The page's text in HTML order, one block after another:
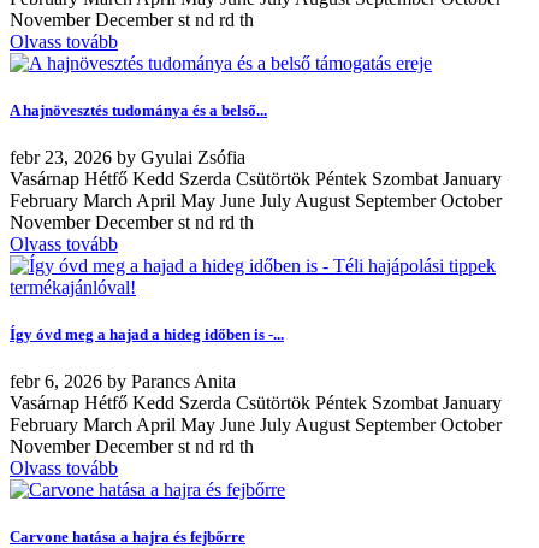
November December st nd rd th
Olvass tovább
A hajnövesztés tudománya és a belső...
febr 23, 2026 by Gyulai Zsófia
Vasárnap Hétfő Kedd Szerda Csütörtök Péntek Szombat January
February March April May June July August September October
November December st nd rd th
Olvass tovább
Így óvd meg a hajad a hideg időben is -...
febr6, 2026 by Parancs Anita
Vasárnap Hétfő Kedd Szerda Csütörtök Péntek Szombat January
February March April May June July August September October
November December st nd rd th
Olvass tovább
Carvone hatása a hajra és fejbőrre